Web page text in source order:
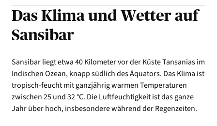
Das Klima und Wetter auf
Sansibar
Sansibar liegt etwa 40 Kilometer vor der Küste Tansanias im
Indischen Ozean, knapp südlich des Äquators. Das Klima ist
tropisch-feucht mit ganzjährig warmen Temperaturen
zwischen 25 und 32 °C. Die Luftfeuchtigkeit ist das ganze
Jahr über hoch, insbesondere während der Regenzeiten.